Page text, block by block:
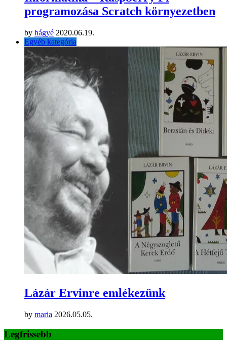
programozása Scratch környezetben
by hágyé 2020.06.19.
Egyéb kategória
Lázár Ervinre emlékezünk
by maria 2026.05.05.
Legfrissebb